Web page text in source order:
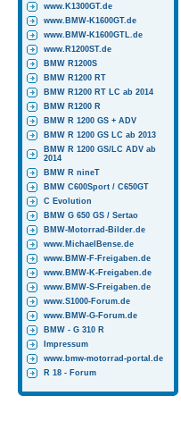
www.K1300GT.de
www.BMW-K1600GT.de
www.BMW-K1600GTL.de
www.R1200ST.de
BMW R1200S
BMW R1200 RT
BMW R1200 RT LC ab 2014
BMW R1200 R
BMW R 1200 GS + ADV
BMW R 1200 GS LC ab 2013
BMW R 1200 GS/LC ADV ab
2014
BMW R nineT
BMW C600Sport / C650GT
C Evolution
BMW G 650 GS / Sertao
BMW-Motorrad-Bilder.de
www.MichaelBense.de
www.BMW-F-Freigaben.de
www.BMW-K-Freigaben.de
www.BMW-S-Freigaben.de
www.S1000-Forum.de
www.BMW-G-Forum.de
BMW - G 310 R
Impressum
www.bmw-motorrad-portal.de
R 18 - Forum